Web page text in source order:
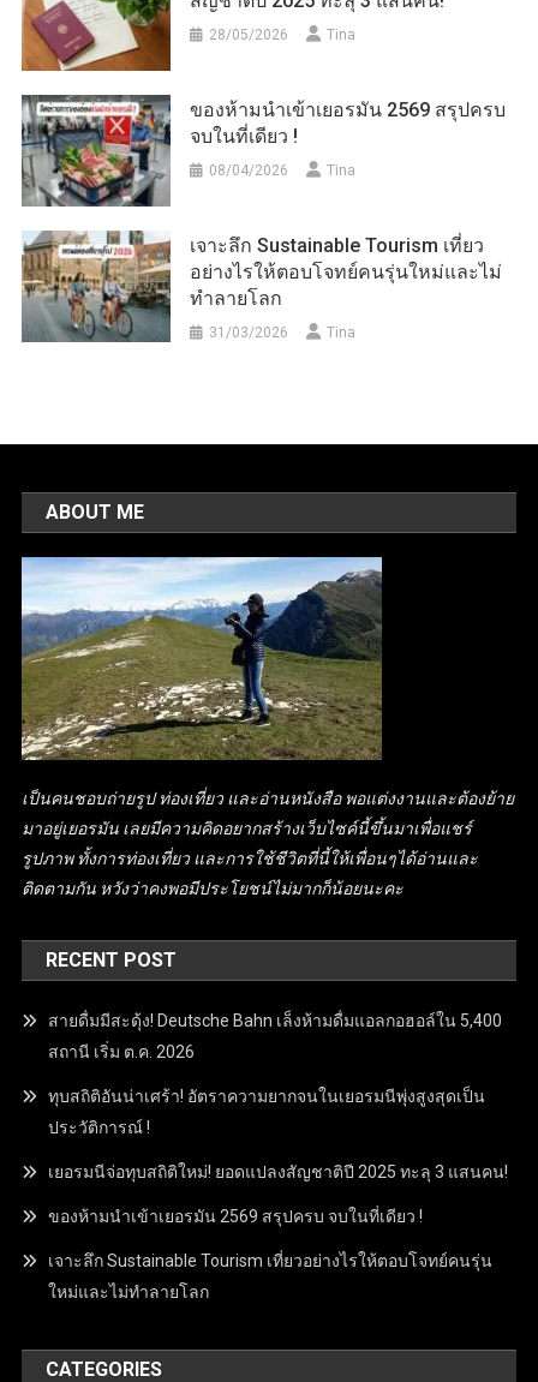
28/05/2026 Tina
ของห้ามนำเข้าเยอรมัน 2569 สรุปครบ
จบในที่เดียว !
08/04/2026 Tina
เจาะลึก Sustainable Tourism เที่ยว
อย่างไรให้ตอบโจทย์คนรุ่นใหม่และไม่
ทำลายโลก
31/03/2026 Tina
ABOUT ME
เป็นคนชอบถ่ายรูป ท่องเที่ยว และอ่านหนังสือ พอแต่งงานและต้องย้าย
มาอยู่เยอรมัน เลยมีความคิดอยากสร้างเว็บไซค์นี้ขึ้นมาเพื่อแชร์
รูปภาพ ทั้งการท่องเที่ยว และการใช้ชีวิตที่นี้ให้เพื่อนๆได้อ่านและ
ติดตามกัน หวังว่าคงพอมีประโยชน์ไม่มากก็น้อยนะคะ
RECENT POST
สายดื่มมีสะดุ้ง! Deutsche Bahn เล็งห้ามดื่มแอลกอฮอล์ใน 5,400
สถานี เริ่ม ต.ค. 2026
ทุบสถิติอันน่าเศร้า! อัตราความยากจนในเยอรมนีพุ่งสูงสุดเป็น
ประวัติการณ์ !
เยอรมนีจ่อทุบสถิติใหม่! ยอดแปลงสัญชาติปี 2025 ทะลุ 3 แสนคน!
ของห้ามนำเข้าเยอรมัน 2569 สรุปครบ จบในที่เดียว !
เจาะลึก Sustainable Tourism เที่ยวอย่างไรให้ตอบโจทย์คนรุ่น
ใหม่และไม่ทำลายโลก
CATEGORIES